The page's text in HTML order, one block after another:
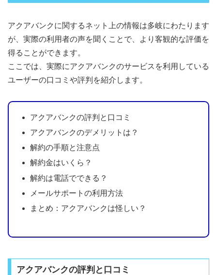
アクアバンクに関するネット上の情報は多岐にわたります
が、実際の利用者の声を聞くことで、より客観的な評価を
得ることができます。
ここでは、実際にアクアバンクのサービスを利用している
ユーザーの口コミや評判を紹介します。
アクアバンクの評判と口コミ
アクアバンクのデメリットは？
解約の手順と注意点
解約金はいくら？
解約は電話でできる？
メールサポートの利用方法
まとめ：アクアバンクは怪しい？
アクアバンクの評判と口コミ